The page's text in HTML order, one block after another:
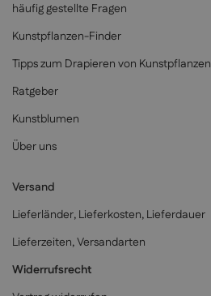
häufig gestellte Fragen
Kunstpflanzen-Finder
Tipps zum Drapieren von Kunstpflanzen
Ratgeber
Kunstblumen
Über uns
Versand
Lieferländer, Lieferkosten, Lieferdauer
Lieferzeiten, Versandarten
Widerrufsrecht